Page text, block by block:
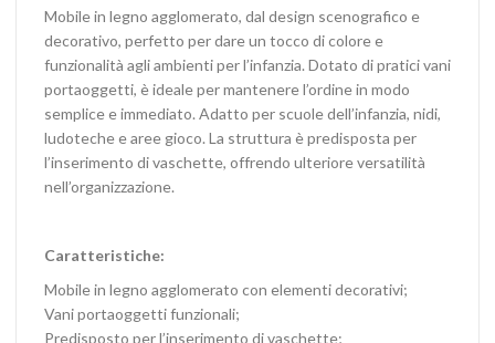
Mobile in legno agglomerato, dal design scenografico e
decorativo, perfetto per dare un tocco di colore e
funzionalità agli ambienti per l’infanzia. Dotato di pratici vani
portaoggetti, è ideale per mantenere l’ordine in modo
semplice e immediato. Adatto per scuole dell’infanzia, nidi,
ludoteche e aree gioco. La struttura è predisposta per
l’inserimento di vaschette, offrendo ulteriore versatilità
nell’organizzazione.
Caratteristiche:
Mobile in legno agglomerato con elementi decorativi;
Vani portaoggetti funzionali;
Predisposto per l’inserimento di vaschette;